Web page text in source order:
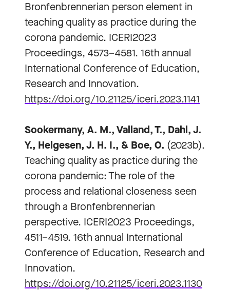
Bronfenbrennerian person element in
teaching quality as practice during the
corona pandemic. ICERI2023
Proceedings, 4573–4581. 16th annual
International Conference of Education,
Research and Innovation.
https://doi.org/10.21125/iceri.2023.1141
Sookermany, A. M., Valland, T., Dahl, J.
Y., Helgesen, J. H. I., & Boe, O. (2023b).
Teaching quality as practice during the
corona pandemic: The role of the
process and relational closeness seen
through a Bronfenbrennerian
perspective. ICERI2023 Proceedings,
4511–4519. 16th annual International
Conference of Education, Research and
Innovation.
https://doi.org/10.21125/iceri.2023.1130